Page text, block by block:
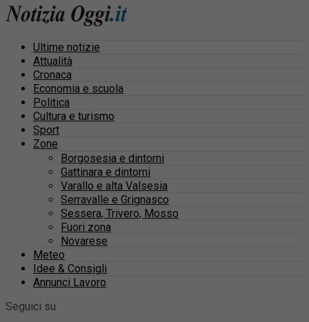
Ultime notizie
Attualità
Cronaca
Economia e scuola
Politica
Cultura e turismo
Sport
Zone
Borgosesia e dintorni
Gattinara e dintorni
Varallo e alta Valsesia
Serravalle e Grignasco
Sessera, Trivero, Mosso
Fuori zona
Novarese
Meteo
Idee & Consigli
Annunci Lavoro
Seguici su